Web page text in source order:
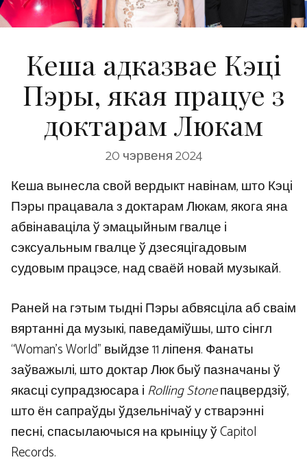
Кеша адказвае Кэці
Пэры, якая працуе з
доктарам Люкам
20 чэрвеня 2024
Кеша вынесла свой вердыкт навінам, што Кэці
Пэры працавала з доктарам Люкам, якога яна
абвінаваціла ў эмацыйным гвалце і
сэксуальным гвалце ў дзесяцігадовым
судовым працэсе, над сваёй новай музыкай.
Раней на гэтым тыдні Пэры абвясціла аб сваім
вяртанні да музыкі, паведаміўшы, што сінгл
“Woman’s World” выйдзе 11 ліпеня. Фанаты
заўважылі, што доктар Люк быў пазначаны ў
якасці супрадзюсара і Rolling Stoneпацвердзіў,
што ён сапраўды ўдзельнічаў у стварэнні
песні, спасылаючыся на крыніцу ў Capitol
Records.